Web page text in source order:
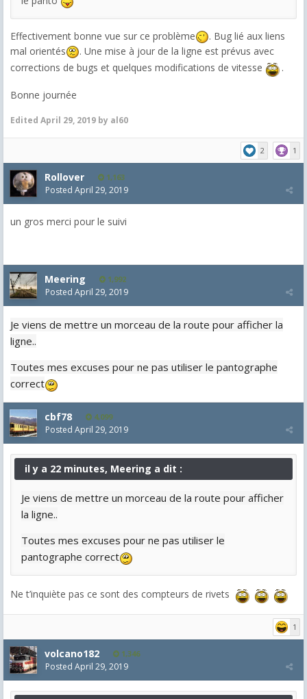
Effectivement bonne vue sur ce problème
. Bug lié aux liens
mal orientés
. Une mise à jour de la ligne est prévus avec
corrections de bugs et quelques modifications de vitesse
.
Bonne journée
Edited April 29, 2019 by al60
2 1
Rollover 1,163
Posted April 29, 2019
un gros merci pour le suivi
Meering 1,992
Posted April 29, 2019
Je viens de mettre un morceau de la route pour afficher la
ligne..
Toutes mes excuses pour ne pas utiliser le pantographe
correct
cbf78 4,099
Posted April 29, 2019
il y a 22 minutes, Meering a dit :
Je viens de mettre un morceau de la route pour afficher
la ligne..
Toutes mes excuses pour ne pas utiliser le
pantographe correct
Ne t’inquiète pas ce sont des compteurs de rivets
1
volcano182 1,346
Posted April 29, 2019